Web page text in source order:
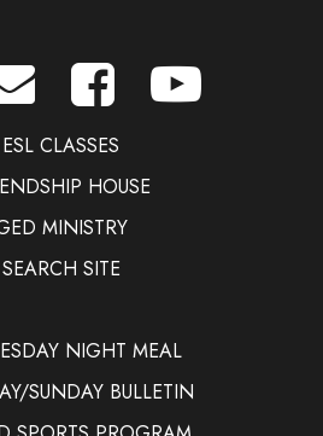
ESL CLASSES
HOUSE
MINISTRY
SEARCH SITE
NIGHT MEAL
SUNDAY BULLETIN